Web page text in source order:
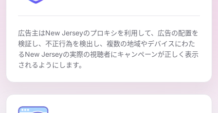
広告主はNew Jerseyのプロキシを利用して、広告の配置を
検証し、不正行為を検出し、複数の地域やデバイスにわた
るNew Jerseyの実際の視聴者にキャンペーンが正しく表示
されるようにします。